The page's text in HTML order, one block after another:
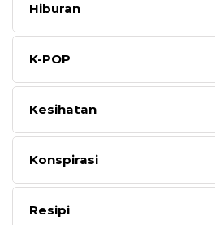
Hiburan
K-POP
Kesihatan
Konspirasi
Resipi